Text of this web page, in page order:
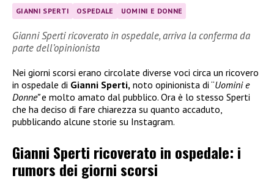
GIANNI SPERTI OSPEDALE UOMINI E DONNE
Gianni Sperti ricoverato in ospedale, arriva la conferma da
parte dell’opinionista
Nei giorni scorsi erano circolate diverse voci circa un ricovero
in ospedale di Gianni Sperti, noto opinionista di “Uomini e
Donne”e molto amato dal pubblico. Ora è lo stesso Sperti
che ha deciso di fare chiarezza su quanto accaduto,
pubblicando alcune storie su Instagram.
Gianni Sperti ricoverato in ospedale: i
rumors dei giorni scorsi